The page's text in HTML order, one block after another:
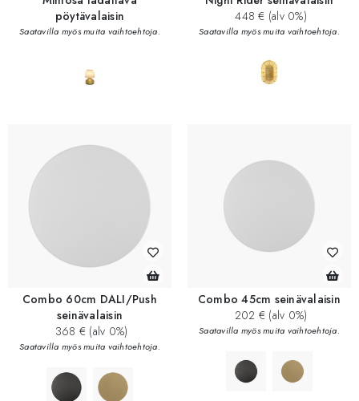
pöytävalaisin
Saatavilla myös muita vaihtoehtoja.
448 € (alv 0%)
Saatavilla myös muita vaihtoehtoja.
Combo 60cm DALI/Push
seinävalaisin
368 € (alv 0%)
Saatavilla myös muita vaihtoehtoja.
Combo 45cm seinävalaisin
202 € (alv 0%)
Saatavilla myös muita vaihtoehtoja.